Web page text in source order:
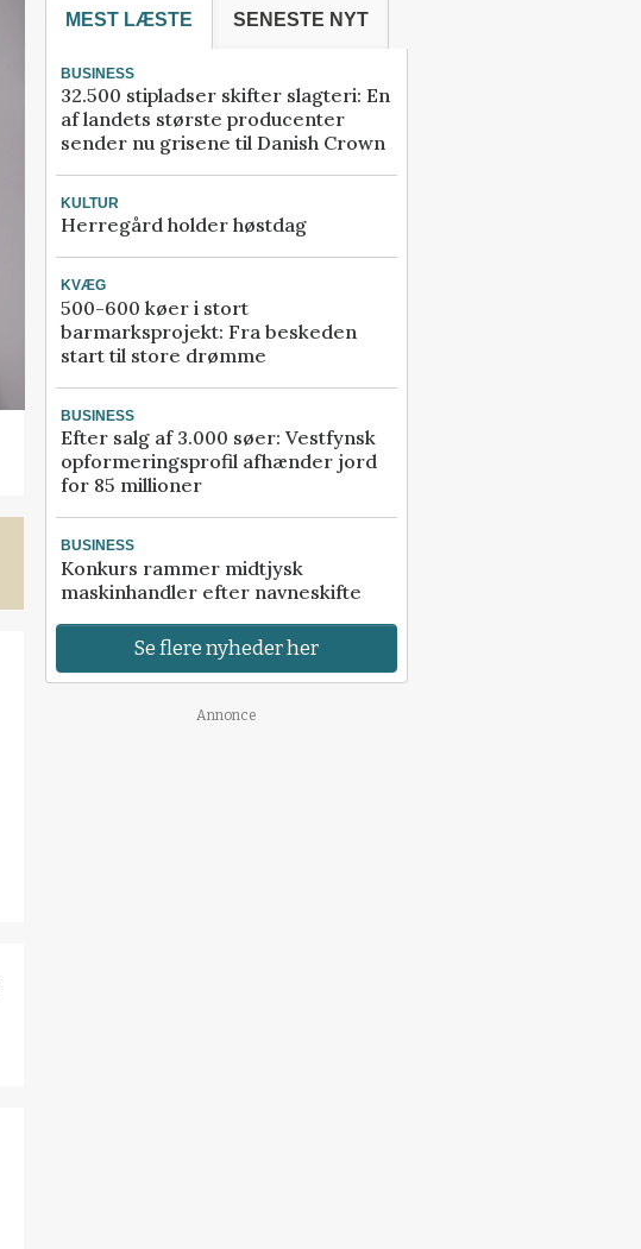
MEST LÆSTE SENESTE NYT
BUSINESS
32.500 stipladser skifter slagteri: En
af landets største producenter
sender nu grisene til Danish Crown
KULTUR
Herregård holder høstdag
KVÆG
500-600 køer i stort
barmarksprojekt: Fra beskeden
start til store drømme
BUSINESS
Efter salg af 3.000 søer: Vestfynsk
opformeringsprofil afhænder jord
for 85 millioner
BUSINESS
Konkurs rammer midtjysk
maskinhandler efter navneskifte
Se flere nyheder her
Annonce